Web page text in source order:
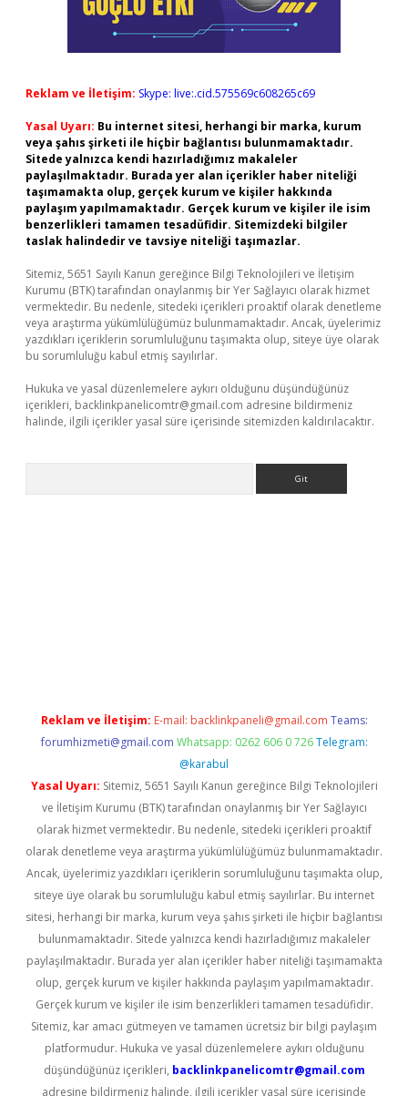
Reklam ve İletişim: Skype: live:.cid.575569c608265c69
Yasal Uyarı: Bu internet sitesi, herhangi bir marka, kurum
veya şahıs şirketi ile hiçbir bağlantısı bulunmamaktadır.
Sitede yalnızca kendi hazırladığımız makaleler
paylaşılmaktadır. Burada yer alan içerikler haber niteliği
taşımamakta olup, gerçek kurum ve kişiler hakkında
paylaşım yapılmamaktadır. Gerçek kurum ve kişiler ile isim
benzerlikleri tamamen tesadüfidir. Sitemizdeki bilgiler
taslak halindedir ve tavsiye niteliği taşımazlar.
Sitemiz, 5651 Sayılı Kanun gereğince Bilgi Teknolojileri ve İletişim
Kurumu (BTK) tarafından onaylanmış bir Yer Sağlayıcı olarak hizmet
vermektedir. Bu nedenle, sitedeki içerikleri proaktif olarak denetleme
veya araştırma yükümlülüğümüz bulunmamaktadır. Ancak, üyelerimiz
yazdıkları içeriklerin sorumluluğunu taşımakta olup, siteye üye olarak
bu sorumluluğu kabul etmiş sayılırlar.
Hukuka ve yasal düzenlemelere aykırı olduğunu düşündüğünüz
içerikleri, backlinkpanelicomtr@gmail.com adresine bildirmeniz
halinde, ilgili içerikler yasal süre içerisinde sitemizden kaldırılacaktır.
Reklam ve İletişim: E-mail: backlinkpaneli@gmail.com Teams:
forumhizmeti@gmail.com Whatsapp: 0262 606 0 726 Telegram:
@karabul
Yasal Uyarı: Sitemiz, 5651 Sayılı Kanun gereğince Bilgi Teknolojileri
ve İletişim Kurumu (BTK) tarafından onaylanmış bir Yer Sağlayıcı
olarak hizmet vermektedir. Bu nedenle, sitedeki içerikleri proaktif
olarak denetleme veya araştırma yükümlülüğümüz bulunmamaktadır.
Ancak, üyelerimiz yazdıkları içeriklerin sorumluluğunu taşımakta olup,
siteye üye olarak bu sorumluluğu kabul etmiş sayılırlar. Bu internet
sitesi, herhangi bir marka, kurum veya şahıs şirketi ile hiçbir bağlantısı
bulunmamaktadır. Sitede yalnızca kendi hazırladığımız makaleler
paylaşılmaktadır. Burada yer alan içerikler haber niteliği taşımamakta
olup, gerçek kurum ve kişiler hakkında paylaşım yapılmamaktadır.
Gerçek kurum ve kişiler ile isim benzerlikleri tamamen tesadüfidir.
Sitemiz, kar amacı gütmeyen ve tamamen ücretsiz bir bilgi paylaşım
platformudur. Hukuka ve yasal düzenlemelere aykırı olduğunu
düşündüğünüz içerikleri, backlinkpanelicomtr@gmail.com
adresine bildirmeniz halinde, ilgili içerikler yasal süre içerisinde